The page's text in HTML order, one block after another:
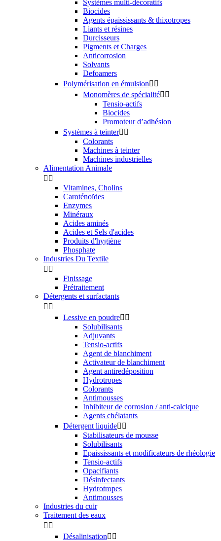
Systèmes multi-décoratifs
Biocides
Agents épaississants & thixotropes
Liants et résines
Durcisseurs
Pigments et Charges
Anticorrosion
Solvants
Defoamers
Polymérisation en émulsion 
Monomères de spécialité 
Tensio-actifs
Biocides
Promoteur d’adhésion
Systèmes à teinter 
Colorants
Machines à teinter
Machines industrielles
Alimentation Animale
 
Vitamines, Cholins
Caroténoïdes
Enzymes
Minéraux
Acides aminés
Acides et Sels d'acides
Produits d'hygiène
Phosphate
Industries Du Textile
 
Finissage
Prétraitement
Détergents et surfactants
 
Lessive en poudre 
Solubilisants
Adjuvants
Tensio-actifs
Agent de blanchiment
Activateur de blanchiment
Agent antiredéposition
Hydrotropes
Colorants
Antimousses
Inhibiteur de corrosion / anti-calcique
Agents chélatants
Détergent liquide 
Stabilisateurs de mousse
Solubilisants
Epaississants et modificateurs de rhéologie
Tensio-actifs
Opacifiants
Désinfectants
Hydrotropes
Antimousses
Industries du cuir
Traitement des eaux
 
Désalinisation 